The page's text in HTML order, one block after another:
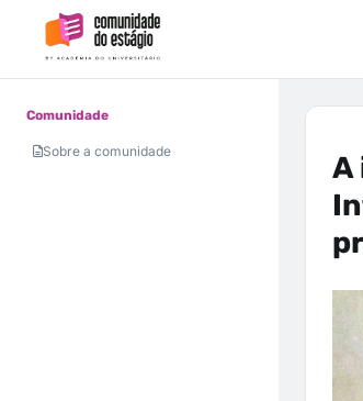
Comunidade
Sobre a comunidade
A